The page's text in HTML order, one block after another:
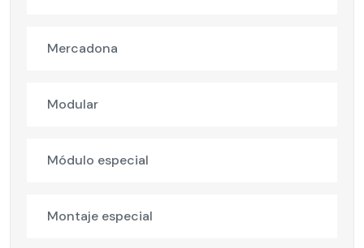
Mercadona
Modular
Módulo especial
Montaje especial